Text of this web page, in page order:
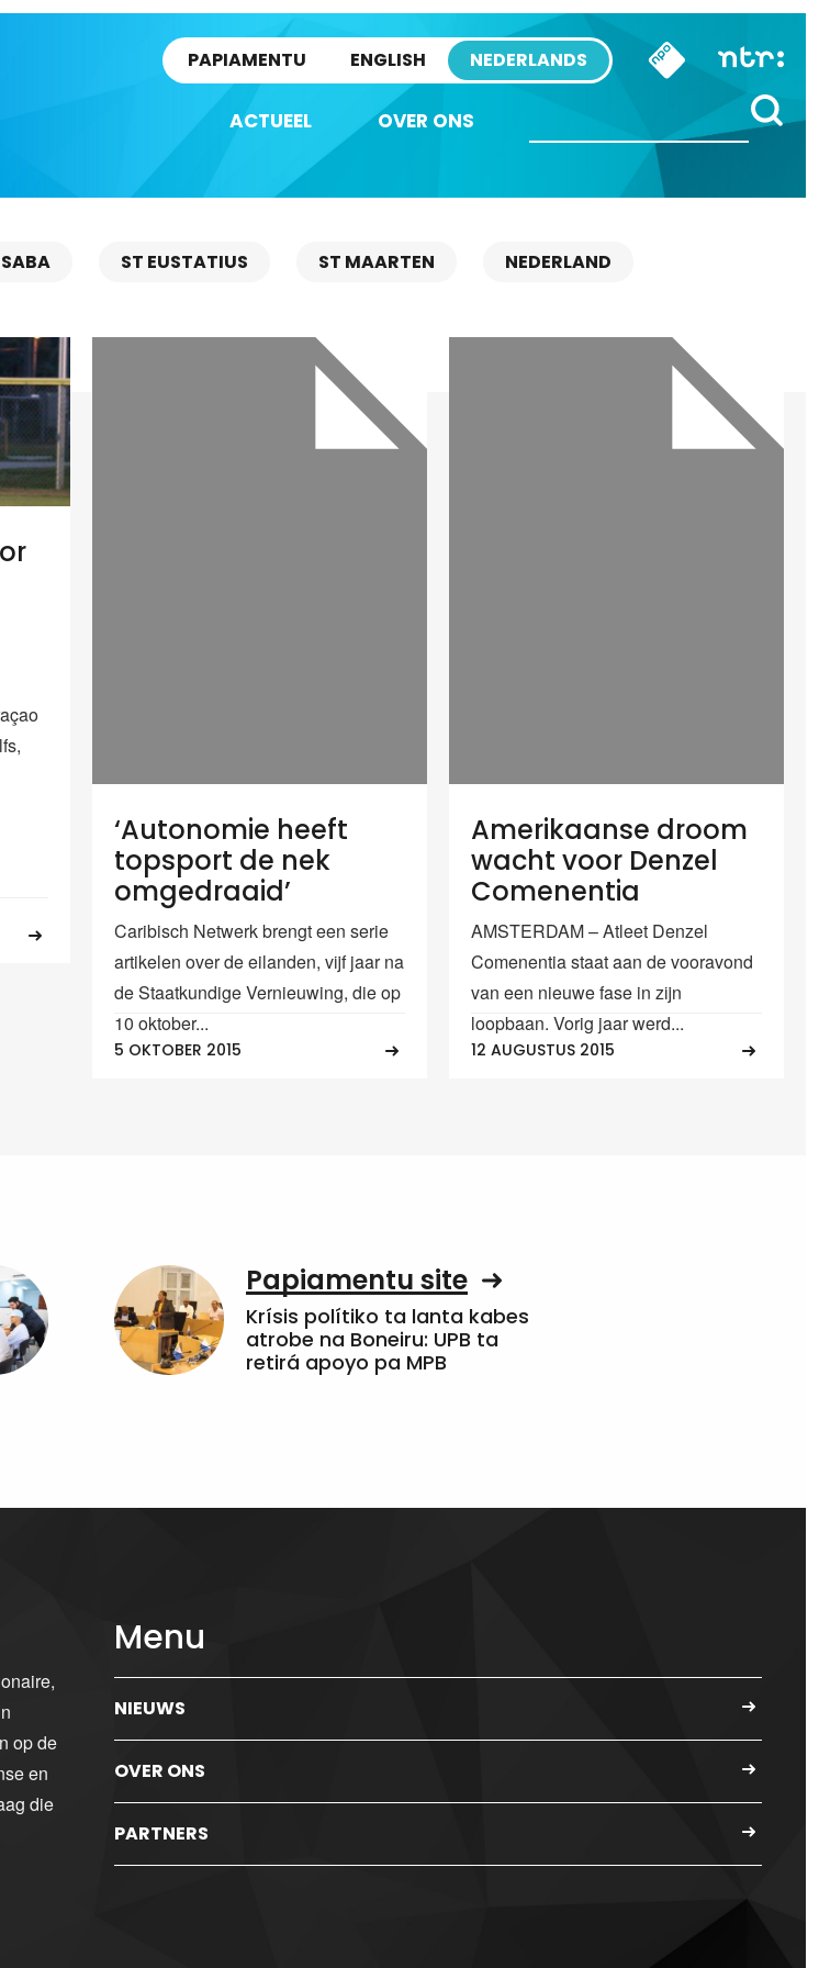
PAPIAMENTU ENGLISH NEDERLANDS
ACTUEEL OVER ONS
SABA ST EUSTATIUS ST MAARTEN NEDERLAND
‘Autonomie heeft
topsport de nek
omgedraaid’
Caribisch Netwerk brengt een serie
artikelen over de eilanden, vijf jaar na
de Staatkundige Vernieuwing, die op
10 oktober...
5 OKTOBER 2015
Amerikaanse droom
wacht voor Denzel
Comenentia
AMSTERDAM – Atleet Denzel
Comenentia staat aan de vooravond
van een nieuwe fase in zijn
loopbaan. Vorig jaar werd...
12 AUGUSTUS 2015
Papiamentu site
Krísis polítiko ta lanta kabes
atrobe na Boneiru: UPB ta
retirá apoyo pa MPB
op de
en
die
Menu
NIEUWS
OVER ONS
PARTNERS